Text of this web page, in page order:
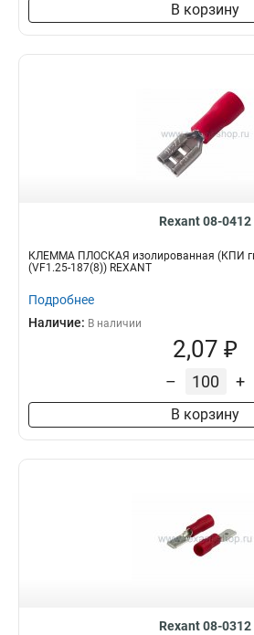
В корзину
Rexant 08-0412
КЛЕММА ПЛОСКАЯ изолированная (КПИ
(VF1.25-187(8)) REXANT
Подробнее
Наличие: В наличии
2,07 ₽
– +
В корзину
Rexant 08-0312